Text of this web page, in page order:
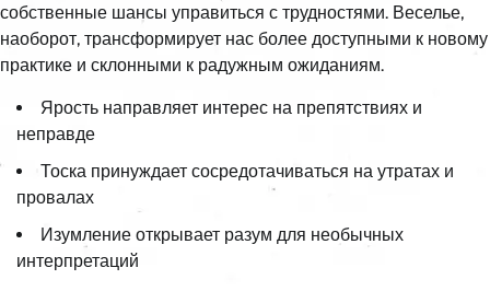
собственные шансы управиться с трудностями. Веселье,
наоборот, трансформирует нас более доступными к новому
практике и склонными к радужным ожиданиям.
Ярость направляет интерес на препятствиях и
неправде
Тоска принуждает сосредотачиваться на утратах и
провалах
Изумление открывает разум для необычных
интерпретаций